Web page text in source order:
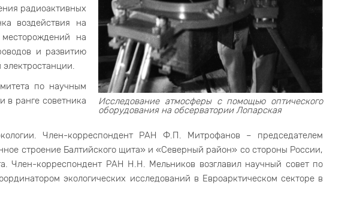
Исследование атмосферы с помощью оптического
оборудования на обсерватории Лопарская
радиоактивных
воздействия на
на
и развитию
по научным
в ранге советника
Член-корреспондент РАН Ф.П. Митрофанов – председателем
строение Балтийского щита» и «Северный район» со стороны России,
Член-корреспондент РАН Н.Н. Мельников возглавил научный совет по
экологических исследований в Евроарктическом секторе в